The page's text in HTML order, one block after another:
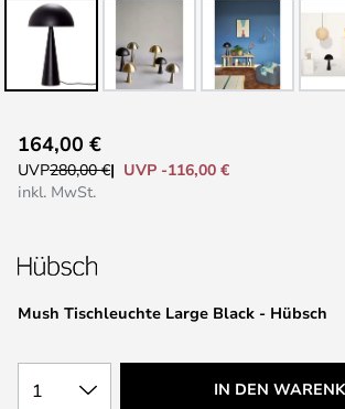
Anfang
der
Mush Tischleuchte Large Black - Hübsch
164,00 €
UVP280,00 €
UVP -116,00 €
inkl. MwSt.
1 IN DEN